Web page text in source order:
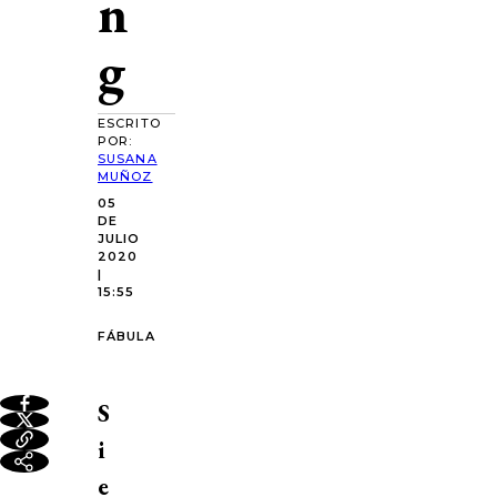
g
ESCRITO
POR:
SUSANA
MUÑOZ
05
DE
JULIO
2020
|
15:55
FÁBULA
S
i
e